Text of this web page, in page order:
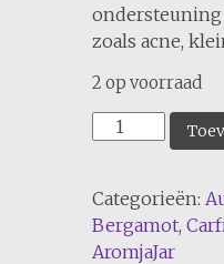
zoals acne,
2 op voorraad
Carfresh
Bergamot
Categorieën:
Bergamot,
AromjaJar